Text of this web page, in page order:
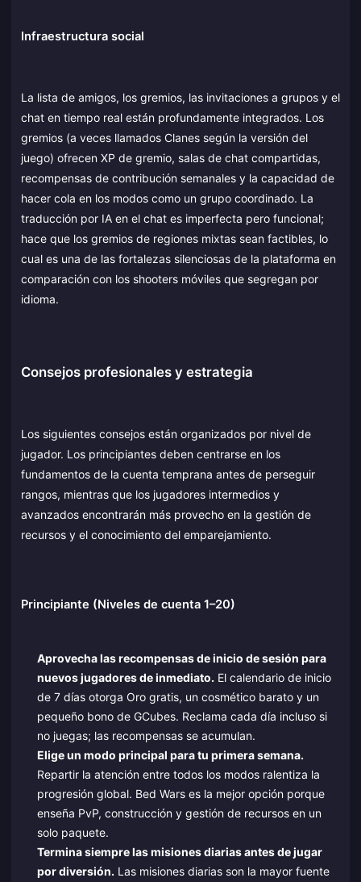
Infraestructura social
La lista de amigos, los gremios, las invitaciones a grupos y el
chat en tiempo real están profundamente integrados. Los
gremios (a veces llamados Clanes según la versión del
juego) ofrecen XP de gremio, salas de chat compartidas,
recompensas de contribución semanales y la capacidad de
hacer cola en los modos como un grupo coordinado. La
traducción por IA en el chat es imperfecta pero funcional;
hace que los gremios de regiones mixtas sean factibles, lo
cual es una de las fortalezas silenciosas de la plataforma en
comparación con los shooters móviles que segregan por
idioma.
Consejos profesionales y estrategia
Los siguientes consejos están organizados por nivel de
jugador. Los principiantes deben centrarse en los
fundamentos de la cuenta temprana antes de perseguir
rangos, mientras que los jugadores intermedios y
avanzados encontrarán más provecho en la gestión de
recursos y el conocimiento del emparejamiento.
Principiante (Niveles de cuenta 1–20)
Aprovecha las recompensas de inicio de sesión para
nuevos jugadores de inmediato. El calendario de inicio
de 7 días otorga Oro gratis, un cosmético barato y un
pequeño bono de GCubes. Reclama cada día incluso si
no juegas; las recompensas se acumulan.
Elige un modo principal para tu primera semana.
Repartir la atención entre todos los modos ralentiza la
progresión global. Bed Wars es la mejor opción porque
enseña PvP, construcción y gestión de recursos en un
solo paquete.
Termina siempre las misiones diarias antes de jugar
por diversión. Las misiones diarias son la mayor fuente